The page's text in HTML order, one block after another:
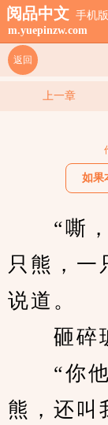
阅品中文 手机版
m.yuepinzw.com
返回
上一章
如果
“嘶，
只熊，一
说道。
砸碎玻
“你他
熊，还叫